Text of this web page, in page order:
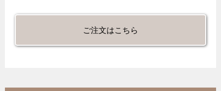
ご注文はこちら